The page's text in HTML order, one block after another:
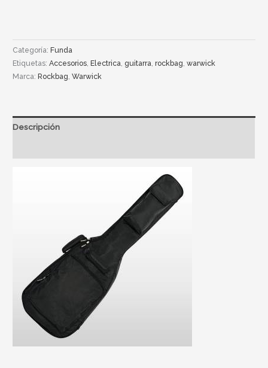
Categoría:Funda
Etiquetas:Accesorios,Electrica, guitarra,rockbag,warwick
Marca:Rockbag,Warwick
Descripción